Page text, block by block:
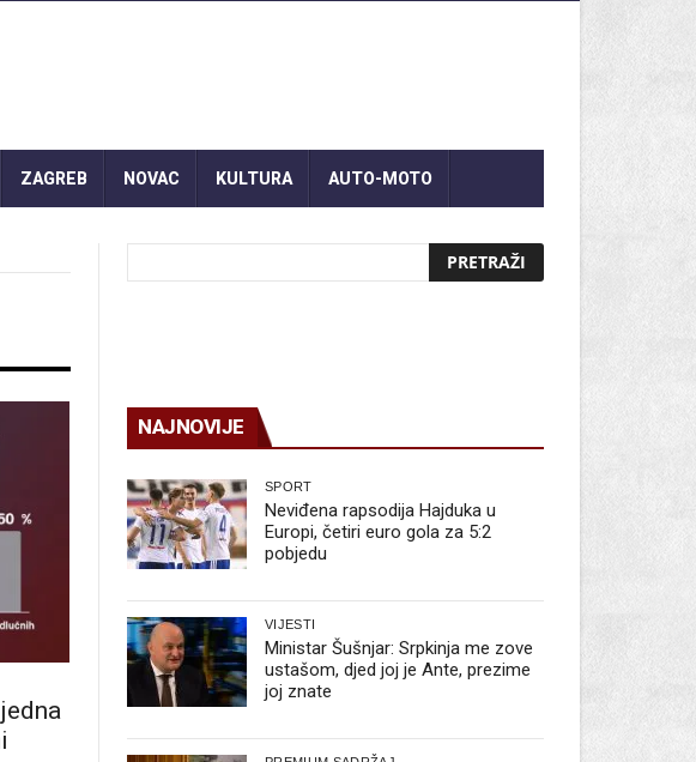
ZAGREB NOVAC KULTURA AUTO-MOTO
NAJNOVIJE
SPORT
Neviđena rapsodija Hajduka u
Europi, četiri euro gola za 5:2
pobjedu
VIJESTI
Ministar Šušnjar: Srpkinja me zove
ustašom, djed joj je Ante, prezime
joj znate